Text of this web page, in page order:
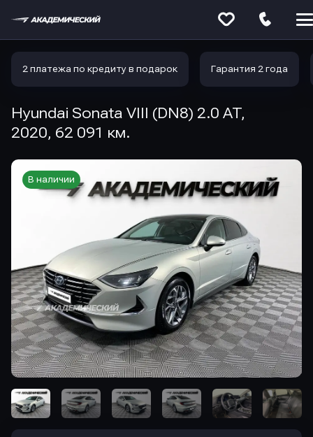
2 платежа по кредиту в подарок Гарантия 2 года
Hyundai Sonata VIII (DN8) 2.0 AT,
2020, 62 091 км.
В наличии